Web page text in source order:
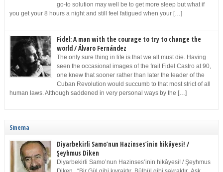
go-to solution may well be to get more sleep but what if
you get your 8 hours a night and still feel fatigued when your […]
Fidel: A man with the courage to try to change the
world / Álvaro Fernández
The only sure thing in life is that we all must die. Having
seen the occasional images of the frail Fidel Castro at 90,
one knew that sooner rather than later the leader of the
Cuban Revolution would succumb to that most strict of all
human laws. Although saddened in very personal ways by the […]
Sinema
Diyarbekirli Samo’nun Hazinses’inin hikâyesi! /
Şeyhmus Diken
Diyarbekirli Samo’nun Hazinses’inin hikâyesi! / Şeyhmus